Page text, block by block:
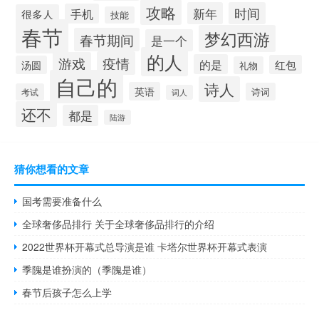
很多人 手机 技能 攻略 新年 时间
春节 春节期间 是一个 梦幻西游
汤圆 游戏 疫情 的人 的是 礼物 红包
考试 自己的 英语 词人 诗人 诗词
还不 都是 陆游
猜你想看的文章
国考需要准备什么
全球奢侈品排行 关于全球奢侈品排行的介绍
2022世界杯开幕式总导演是谁 卡塔尔世界杯开幕式表演
季隗是谁扮演的（季隗是谁）
春节后孩子怎么上学